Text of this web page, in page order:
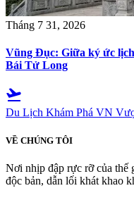
Tháng 7 31, 2026
Vũng Đục: Giữa ký ức
Bái Tử Long
flight_takeoff
Du Lịch Khám Phá VN
VỀ CHÚNG TÔI
Nơi nhịp đập rực rỡ của thế
độc bản, dẫn lối khát khao